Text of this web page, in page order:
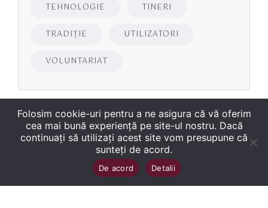
TEHNOLOGIE TINERI
TRADIȚIE UTILIZATORI
VOLUNTARIAT
2026Biblioteca Județeană
„George Bariţiu‟ Braşov. Toate drepturile sunt
Folosim cookie-uri pentru a ne asigura că vă oferim
cea mai bună experiență pe site-ul nostru. Dacă
continuați să utilizați acest site vom presupune că
sunteți de acord.
De acord Detalii